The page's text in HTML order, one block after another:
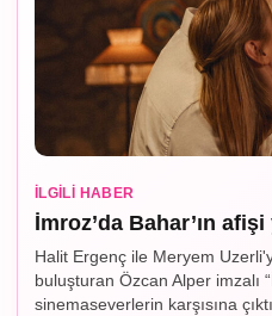
İLGILI HABER
İmroz’da Bahar’ın afişi
Halit Ergenç ile Meryem
buluşturan Özcan Alper imzalı
sinemaseverlerin karşısına çıktı.